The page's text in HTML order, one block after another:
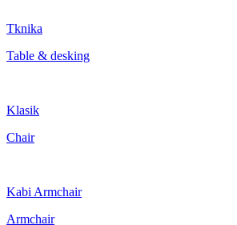
Tknika
Table & desking
Klasik
Chair
Kabi Armchair
Armchair